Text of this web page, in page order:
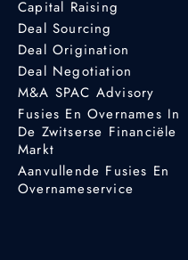
Capital Raising
Deal Sourcing
Deal Origination
Deal Negotiation
M&A SPAC Advisory
Fusies En Overnames In
De Zwitserse Financiële
Markt
Aanvullende Fusies En
Overnameservice